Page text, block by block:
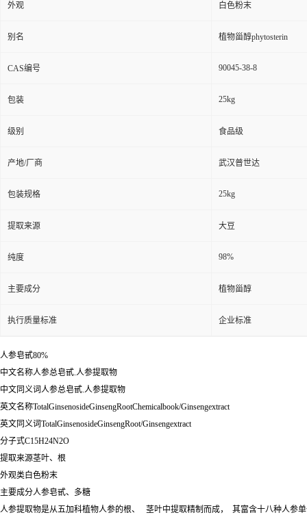
外观 白色粉末
别名 植物甾醇phytosterin
CAS编号 90045-38-8
包装 25kg
级别 食品级
产地/厂商 武汉普世达
包装规格 25kg
提取来源 大豆
纯度 98%
主要成分 植物甾醇
执行质量标准 企业标准
人参皂甙80%
中文名称人参总皂甙.人参提取物
中文同义词人参总皂甙.人参提取物
英文名称TotalGinsenosideGinsengRootChemicalbook/Ginsengextract
英文同义词TotalGinsenosideGinsengRoot/Ginsengextract
分子式C15H24N2O
提取来源茎叶、根
外观类白色粉末
主要成分人参皂甙、多糖
人参提取物是从五加科植物人参的根、 茎叶中提取精制而成， 其富含十八种人参